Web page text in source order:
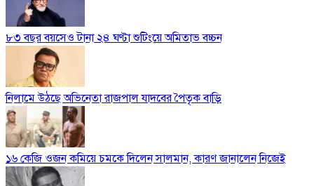
৮৩ বছর বয়সেও টানা ২৪ ঘণ্টা শুটিংয়ে অমিতাভ বচ্চন
নিলামে উঠছে অভিনেতা রাজপাল যাদবের পৈতৃক বাড়ি
১৬ কেজি ওজন কমিয়ে চমকে দিলেন সালমান, কারণ জানালেন নিজেই